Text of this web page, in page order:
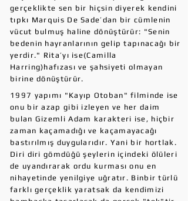
gerçeklikte sen bir hiçsin diyerek kendini
tıpkı Marquis De Sade’dan bir cümlenin
vücut bulmuş haline dönüştürür: "Senin
bedenin hayranlarının gelip tapınacağı bir
yerdir." Rita’yı ise(Camilla
Harring)hafızası ve şahsiyeti olmayan
birine dönüştürür.
1997 yapımı "Kayıp Otoban" filminde ise
onu bir azap gibi izleyen ve her daim
bulan Gizemli Adam karakteri ise, hiçbir
zaman kaçamadığı ve kaçamayacağı
bastırılmış duygularıdır. Yani bir hortlak.
Diri diri gömdüğü şeylerin içindeki ölüleri
de uyandırarak ordu kurması onu en
nihayetinde yenilgiye uğratır. Binbir türlü
farklı gerçeklik yaratsak da kendimizi